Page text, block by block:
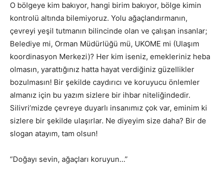
O bölgeye kim bakıyor, hangi birim bakıyor, bölge kimin
kontrolü altında bilemiyoruz. Yolu ağaçlandırmanın,
çevreyi yeşil tutmanın bilincinde olan ve çalışan insanlar;
Belediye mi, Orman Müdürlüğü mü, UKOME mi (Ulaşım
koordinasyon Merkezi)? Her kim iseniz, emekleriniz heba
olmasın, yarattığınız hatta hayat verdiğiniz güzellikler
bozulmasın! Bir şekilde caydırıcı ve koruyucu önlemler
almanız için bu yazım sizlere bir ihbar niteliğindedir.
Silivri’mizde çevreye duyarlı insanımız çok var, eminim ki
sizlere bir şekilde ulaşırlar. Ne diyeyim size daha? Bir de
slogan atayım, tam olsun!
“Doğayı sevin, ağaçları koruyun…”